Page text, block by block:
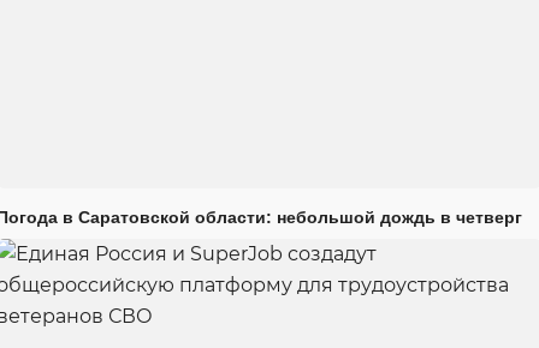
в Саратовской области: небольшой дождь в четверг